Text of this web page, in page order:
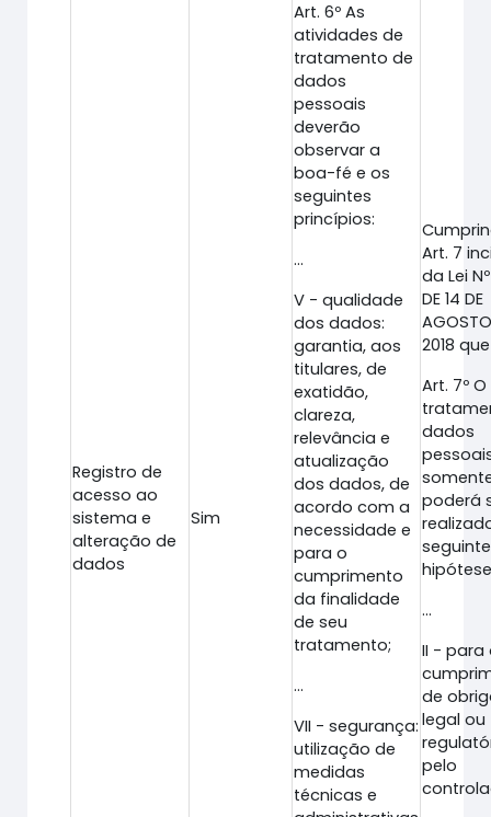
Registro de
acesso ao
sistema e
alteração de
dados
Sim
Art. 6º As
atividades de
tratamento de
dados
pessoais
deverão
observar a
boa-fé e os
seguintes
princípios:
...
V - qualidade
dos dados:
garantia, aos
titulares, de
exatidão,
clareza,
relevância e
atualização
dos dados, de
acordo com a
necessidade e
para o
cumprimento
da finalidade
de seu
tratamento;
...
VII - segurança:
utilização de
medidas
técnicas e
Art. 7
da Lei
DE 14 DE
2018
Art. 7º O
dados
poderá
...
II - para
de
legal ou
pelo